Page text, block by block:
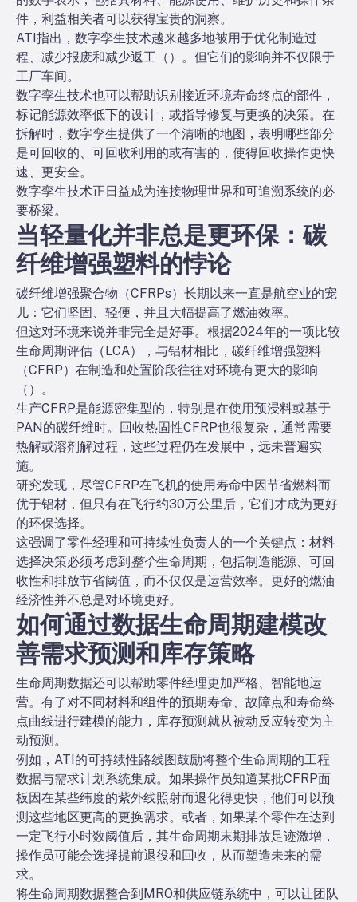
件，利益相关者可以获得宝贵的洞察。
ATI指出，数字孪生技术越来越多地被用于优化制造过
程、减少报废和减少返工（ ）。但它们的影响并不仅限于
工厂车间。
数字孪生技术也可以帮助识别接近环境寿命终点的部件，
标记能源效率低下的设计，或指导修复与更换的决策。在
拆解时，数字孪生提供了一个清晰的地图，表明哪些部分
是可回收的、可回收利用的或有害的，使得回收操作更快
速、更安全。
数字孪生技术正日益成为连接物理世界和可追溯系统的必
要桥梁。
当轻量化并非总是更环保：碳
纤维增强塑料的悖论
碳纤维增强聚合物（CFRPs）长期以来一直是航空业的宠
儿：它们坚固、轻便，并且大幅提高了燃油效率。
但这对环境来说并非完全是好事。根据2024年的一项比较
生命周期评估（LCA），与铝材相比，碳纤维增强塑料
（CFRP）在制造和处置阶段往往对环境有更大的影响
（ ）。
生产CFRP是能源密集型的，特别是在使用预浸料或基于
PAN的碳纤维时。回收热固性CFRP也很复杂，通常需要
热解或溶剂解过程，这些过程仍在发展中，远未普遍实
施。
研究发现，尽管CFRP在飞机的使用寿命中因节省燃料而
优于铝材，但只有在飞行约30万公里后，它们才成为更好
的环保选择。
这强调了零件经理和可持续性负责人的一个关键点：材料
选择决策必须考虑到整个生命周期，包括制造能源、可回
收性和排放节省阈值，而不仅仅是运营效率。更好的燃油
经济性并不总是对环境更好。
如何通过数据生命周期建模改
善需求预测和库存策略
生命周期数据还可以帮助零件经理更加严格、智能地运
营。有了对不同材料和组件的预期寿命、故障点和寿命终
点曲线进行建模的能力，库存预测就从被动反应转变为主
动预测。
例如，ATI的可持续性路线图鼓励将整个生命周期的工程
数据与需求计划系统集成。如果操作员知道某批CFRP面
板因在某些纬度的紫外线照射而退化得更快，他们可以预
测这些地区更高的更换需求。或者，如果某个零件在达到
一定飞行小时数阈值后，其生命周期末期排放足迹激增，
操作员可能会选择提前退役和回收，从而塑造未来的需
求。
将生命周期数据整合到MRO和供应链系统中，可以让团队